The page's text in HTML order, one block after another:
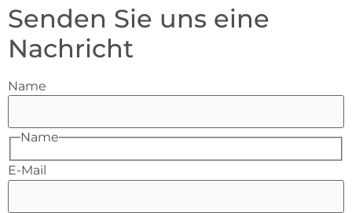
Senden Sie uns eine
Nachricht
Name
Name
E-Mail